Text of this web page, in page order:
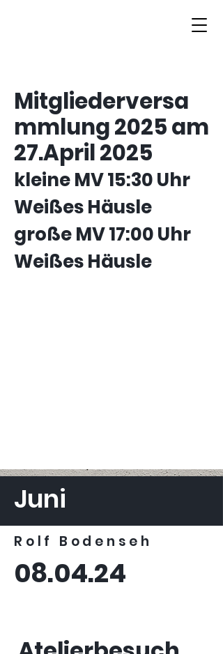
Mitgliederversa
mmlung 2025 am
27.April 2025
kleine MV 15:30 Uhr
Weißes Häusle
große MV 17:00 Uhr
Weißes Häusle
Juni
Rolf Bodenseh
08.04.24